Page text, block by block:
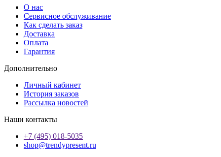
О нас
Сервисное обслуживание
Как сделать заказ
Доставка
Оплата
Гарантия
Дополнительно
Личный кабинет
История заказов
Рассылка новостей
Наши контакты
+7 (495) 018-5035
shop@trendypresent.ru